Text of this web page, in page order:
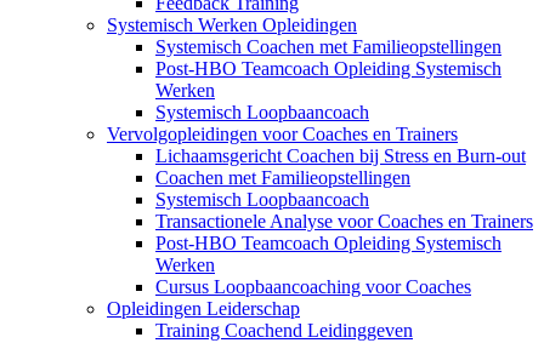
Systemisch Werken Opleidingen
Systemisch Coachen met Familieopstellingen
Post-HBO Teamcoach Opleiding Systemisch
Werken
Systemisch Loopbaancoach
Vervolgopleidingen voor Coaches en Trainers
Lichaamsgericht Coachen bij Stress en Burn-out
Coachen met Familieopstellingen
Systemisch Loopbaancoach
Transactionele Analyse voor Coaches en Trainers
Post-HBO Teamcoach Opleiding Systemisch
Werken
Cursus Loopbaancoaching voor Coaches
Opleidingen Leiderschap
Training Coachend Leidinggeven